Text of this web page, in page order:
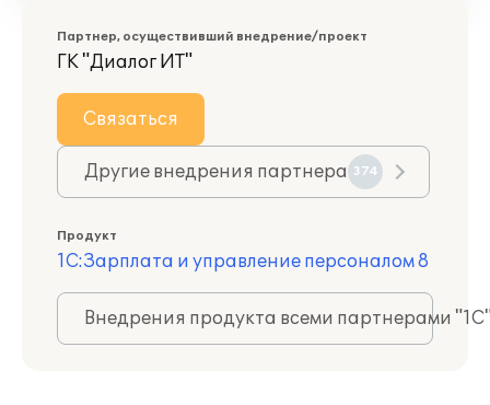
Партнер, осуществивший внедрение/проект
ГК "Диалог ИТ"
Связаться
Другие внедрения партнера 374
Продукт
1С:Зарплата и управление персоналом 8
Внедрения продукта всеми партнерами